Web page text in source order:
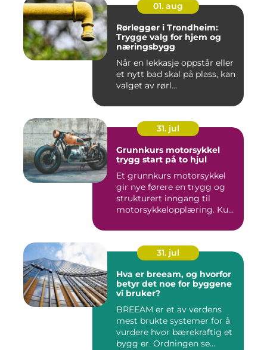
01. aug
Rørlegger i Trondheim:
Trygge valg for hjem og
næringsbygg
Når en lekkasje oppstår eller
et nytt bad skal på plass, kan
valget av rørl...
31. jul
Grunnkurs motorsykkel
trygg start på to hjul
Et grunnkurs motorsykkel
gir nye førere en trygg og
strukturert inngang til
motorsykkelopplæring. Ku...
31. jul
Hva er breeam, og hvorfor
betyr det noe for byggene
vi bruker?
BREEAM er et av verdens
mest brukte systemer for å
vurdere hvor bærekraftig et
bygg er. Ordningen se...